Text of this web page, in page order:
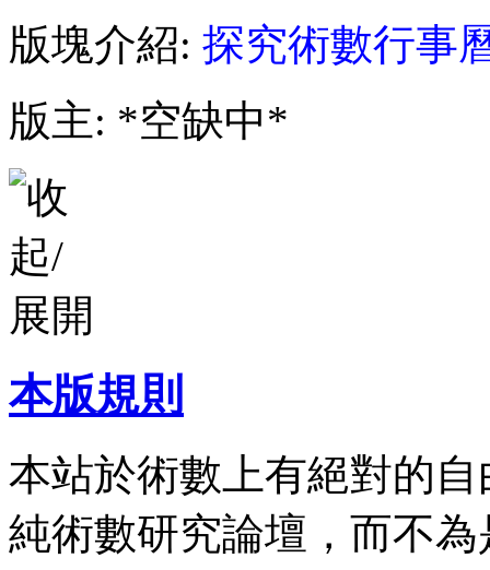
版塊介紹: 探究術數行事
版主: *空缺中*
本版規則
本站於術數上有絕對的
純術數研究論壇，而不